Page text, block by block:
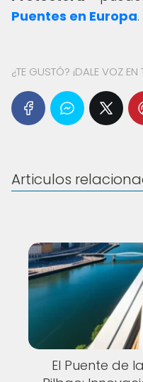
Puentes en Europa.
¿TE GUSTÓ? ¡DALE VOZ EN
Articulos
El Puente de